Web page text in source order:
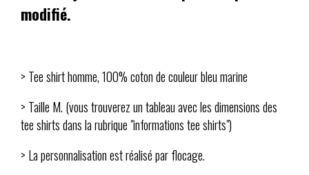
modifié.
> Tee shirt homme, 100% coton de couleur bleu marine
> Taille M. (vous trouverez un tableau avec les dimensions des
tee shirts dans la rubrique "informations tee shirts")
> La personnalisation est réalisé par flocage.